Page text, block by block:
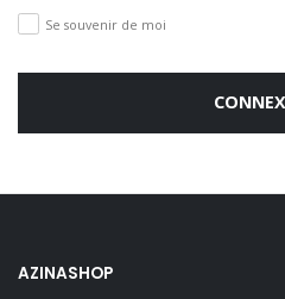
Se souvenir de moi
AZINASHOP